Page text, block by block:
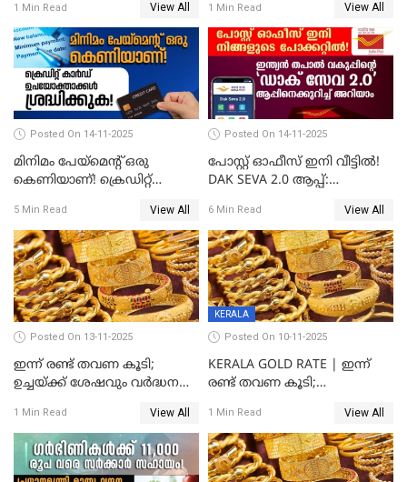
1 Min Read View All 1 Min Read View All
Posted On 14-11-2025
മിനിമം പേയ്മെന്റ് ഒരു
കെണിയാണ്! ക്രെഡിറ്റ്
ശ്രദ്ധിക്കുക!
5 Min Read View All
Posted On 14-11-2025
പോസ്റ്റ് ഓഫീസ് ഇനി വീട്ടിൽ!
DAK SEVA 2.0 ആപ്പ്:
എന്തൊക്കെയാണെന്ന്
നോക്കാം
6 Min Read View All
Posted On 13-11-2025
ഇന്ന് രണ്ട് തവണ കൂടി;
ഉച്ചയ്ക്ക് ശേഷവും വർദ്ധനവ്;
സ്വർണവിലയിൽ കുതിപ്പ്
1 Min Read View All
KERALA
Posted On 10-11-2025
KERALA GOLD RATE | ഇന്ന്
രണ്ട് തവണ കൂടി;
1 Min Read View All